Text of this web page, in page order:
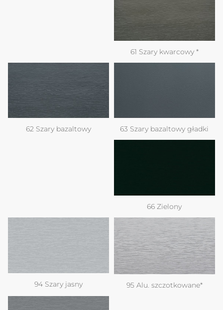
61 Szary kwarcowy *
62 Szary bazaltowy 63 Szary bazaltowy gładki
66 Zielony
94 Szary jasny 95 Alu. szczotkowane*